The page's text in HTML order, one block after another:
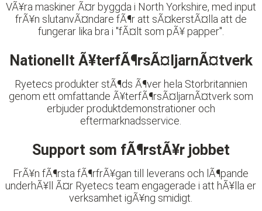
VÃ¥ra maskiner Ã¤r byggda i North Yorkshire, med input
frÃ¥n slutanvÃ¤ndare fÃ¶r att sÃ¤kerstÃ¤lla att de
fungerar lika bra i "fÃ¤lt som pÃ¥ papper".
Nationellt Ã¥terfÃ¶rsÃ¤ljarnÃ¤tverk
Ryetecs produkter stÃ¶ds Ã¶ver hela Storbritannien
genom ett omfattande Ã¥terfÃ¶rsÃ¤ljarnÃ¤tverk som
erbjuder produktdemonstrationer och
eftermarknadsservice.
Support som fÃ¶rstÃ¥r jobbet
FrÃ¥n fÃ¶rsta fÃ¶rfrÃ¥gan till leverans och lÃ¶pande
underhÃ¥ll Ã¤r Ryetecs team engagerade i att hÃ¥lla er
verksamhet igÃ¥ng smidigt.